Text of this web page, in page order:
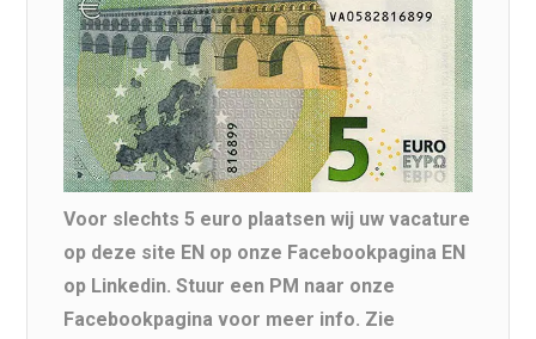
Voor slechts 5 euro plaatsen wij uw vacature
op deze site EN op onze Facebookpagina EN
op Linkedin. Stuur een PM naar onze
Facebookpagina voor meer info. Zie